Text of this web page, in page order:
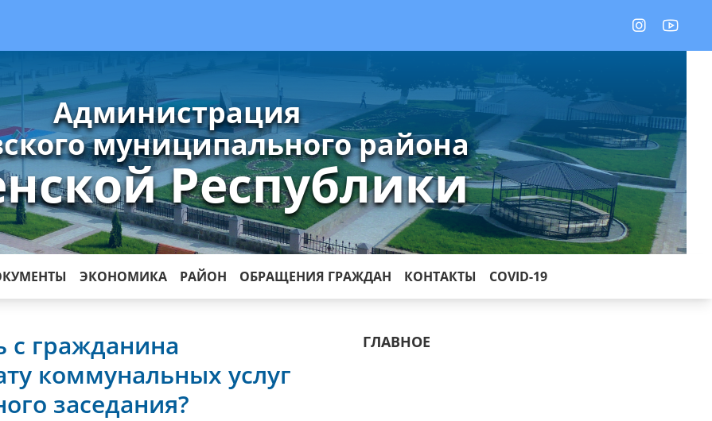
Администрация
муниципального района
Республики
ЭКОНОМИКА РАЙОН ОБРАЩЕНИЯ ГРАЖДАН КОНТАКТЫ COVID-19
с гражданина
коммунальных услуг
заседания?
ГЛАВНОЕ